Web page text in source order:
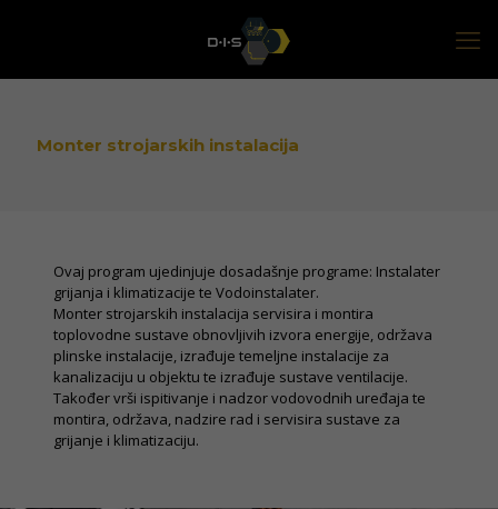
Monter strojarskih instalacija
Ovaj program ujedinjuje dosadašnje programe: Instalater
grijanja i klimatizacije te Vodoinstalater.
Monter strojarskih instalacija servisira i montira
toplovodne sustave obnovljivih izvora energije, održava
plinske instalacije, izrađuje temeljne instalacije za
kanalizaciju u objektu te izrađuje sustave ventilacije.
Također vrši ispitivanje i nadzor vodovodnih uređaja te
montira, održava, nadzire rad i servisira sustave za
grijanje i klimatizaciju.